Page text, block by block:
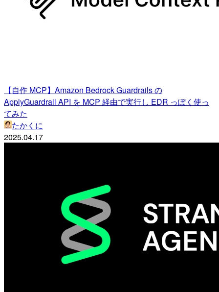
【自作 MCP】Amazon Bedrock Guardrails の
ApplyGuardrail API を MCP 経由で実行し EDR っぽく使っ
てみた
たかくに
2025.04.17